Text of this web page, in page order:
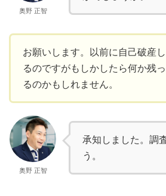
奥野 正智
お願いします。以前に自己破産
るのですがもしかしたら何か残
るのかもしれません。
奥野 正智
承知しました。調
う。